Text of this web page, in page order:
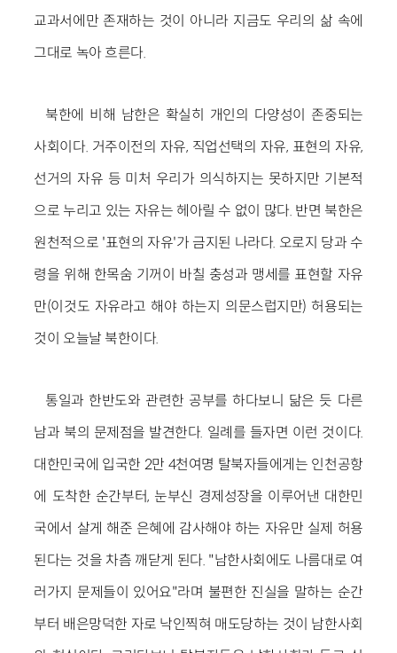
교과서에만 존재하는 것이 아니라 지금도 우리의 삶 속에
그대로 녹아 흐른다.
북한에 비해 남한은 확실히 개인의 다양성이 존중되는
사회이다. 거주이전의 자유, 직업선택의 자유, 표현의 자유,
선거의 자유 등 미처 우리가 의식하지는 못하지만 기본적
으로 누리고 있는 자유는 헤아릴 수 없이 많다. 반면 북한은
원천적으로 '표현의 자유'가 금지된 나라다. 오로지 당과 수
령을 위해 한목숨 기꺼이 바칠 충성과 맹세를 표현할 자유
만(이것도 자유라고 해야 하는지 의문스럽지만) 허용되는
것이 오늘날 북한이다.
통일과 한반도와 관련한 공부를 하다보니 닮은 듯 다른
남과 북의 문제점을 발견한다. 일례를 들자면 이런 것이다.
대한민국에 입국한 2만 4천여명 탈북자들에게는 인천공항
에 도착한 순간부터, 눈부신 경제성장을 이루어낸 대한민
국에서 살게 해준 은혜에 감사해야 하는 자유만 실제 허용
된다는 것을 차츰 깨닫게 된다. "남한사회에도 나름대로 여
러가지 문제들이 있어요"라며 불편한 진실을 말하는 순간
부터 배은망덕한 자로 낙인찍혀 매도당하는 것이 남한사회